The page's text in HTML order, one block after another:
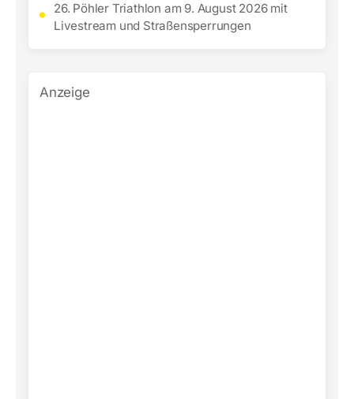
26. Pöhler Triathlon am 9. August 2026 mit
Livestream und Straßensperrungen
Anzeige